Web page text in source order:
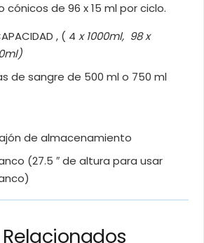
cónicos de 96 x 15 ml por ciclo.
, ( 4 x 1000ml, 98 x
de sangre de 500 ml o 750 ml
de almacenamiento
(27.5 ″ de altura para usar